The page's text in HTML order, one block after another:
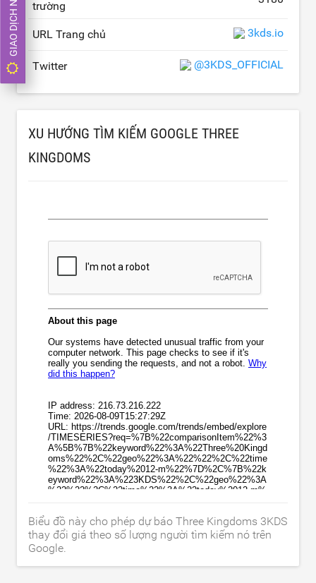
trường
URL Trang chủ 3kds.io
Twitter @3KDS_OFFICIAL
XU HƯỚNG TÌM KIẾM GOOGLE THREE
KINGDOMS
Biểu đồ này cho phép dự báo Three Kingdoms 3KDS
thay đổi giá theo số lượng người tìm kiếm nó trên
Google.
GIAO DỊCH NGAY